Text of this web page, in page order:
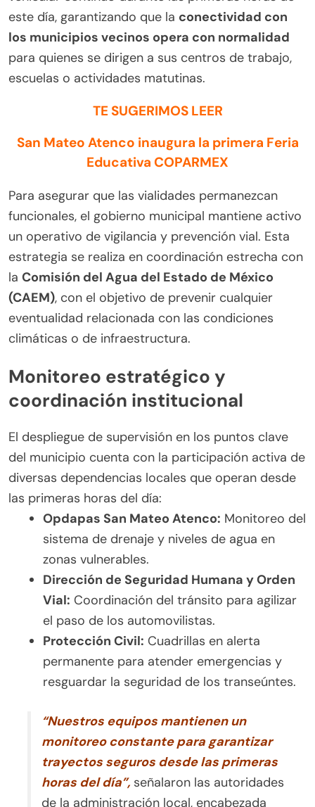
este día, garantizando que la conectividad con
los municipios vecinos opera con normalidad
para quienes se dirigen a sus centros de trabajo,
escuelas o actividades matutinas.
TE SUGERIMOS LEER
San Mateo Atenco inaugura la primera Feria
Educativa COPARMEX
Para asegurar que las vialidades permanezcan
funcionales, el gobierno municipal mantiene activo
un operativo de vigilancia y prevención vial. Esta
estrategia se realiza en coordinación estrecha con
la Comisión del Agua del Estado de México
(CAEM), con el objetivo de prevenir cualquier
eventualidad relacionada con las condiciones
climáticas o de infraestructura.
Monitoreo estratégico y
coordinación institucional
El despliegue de supervisión en los puntos clave
del municipio cuenta con la participación activa de
diversas dependencias locales que operan desde
las primeras horas del día:
Opdapas San Mateo Atenco: Monitoreo del
sistema de drenaje y niveles de agua en
zonas vulnerables.
Dirección de Seguridad Humana y Orden
Vial: Coordinación del tránsito para agilizar
el paso de los automovilistas.
Protección Civil: Cuadrillas en alerta
permanente para atender emergencias y
resguardar la seguridad de los transeúntes.
“Nuestros equipos mantienen un
monitoreo constante para garantizar
trayectos seguros desde las primeras
horas del día”, señalaron las autoridades
de la administración local, encabezada